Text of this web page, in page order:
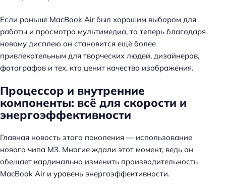
Если раньше MacBook Air был хорошим выбором для
работы и просмотра мультимедиа, то теперь благодаря
новому дисплею он становится ещё более
привлекательным для творческих людей, дизайнеров,
фотографов и тех, кто ценит качество изображения.
Процессор и внутренние
компоненты: всё для скорости и
энергоэффективности
Главная новость этого поколения — использование
нового чипа M3. Многие ждали этот момент, ведь он
обещает кардинально изменить производительность
MacBook Air и уровень энергоэффективности.